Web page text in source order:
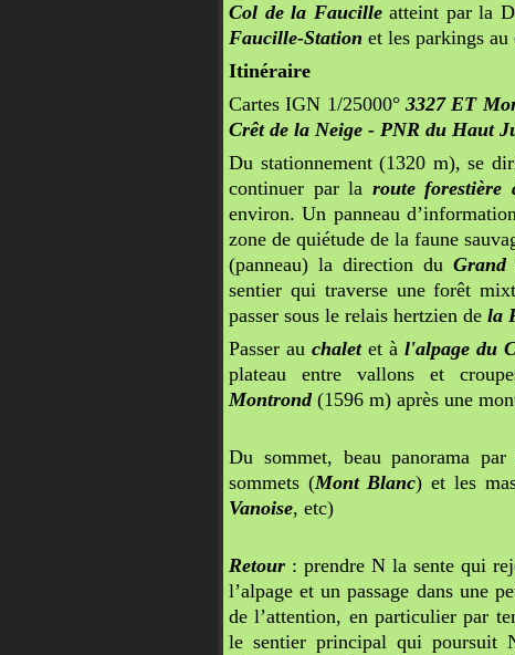
Col de la Faucilleatteint par la
Faucille-Station et les parkings au
Itinéraire
Cartes IGN 1/25000° 3327 ET
Crêt de la Neige - PNR du Haut
Du stationnement (1320 m), se
continuer par la route forestière
environ. Un panneau
zone de quiétude de la faune
(panneau) la direction du Grand
sentier qui traverse une forêt
passer sous le relais hertzien de la
Passer au chalet et àl'alpage du
plateau entre vallons et
Montrond(1596 m) après une
Du sommet, beau panorama
sommets (Mont Blanc) et les
Vanoise, etc)
Retour : prendre N la sente qui
l’alpage et un passage dans une
de l’attention, en particulier par
le sentier principal qui poursuit